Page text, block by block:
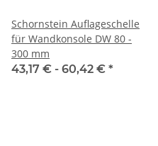
Schornstein Auflageschelle
für Wandkonsole DW 80 -
300 mm
43,17 € - 60,42 € *